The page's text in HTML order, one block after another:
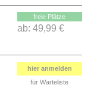
freie Plätze
ab: 49,99 €
hier anmelden
für Warteliste